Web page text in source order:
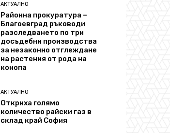
АКТУАЛНО
Районна прокуратура –
Благоевград ръководи
разследването по три
досъдебни производства
за незаконно отглеждане
на растения от рода на
конопа
АКТУАЛНО
Откриха голямо
количество райски газ в
склад край София